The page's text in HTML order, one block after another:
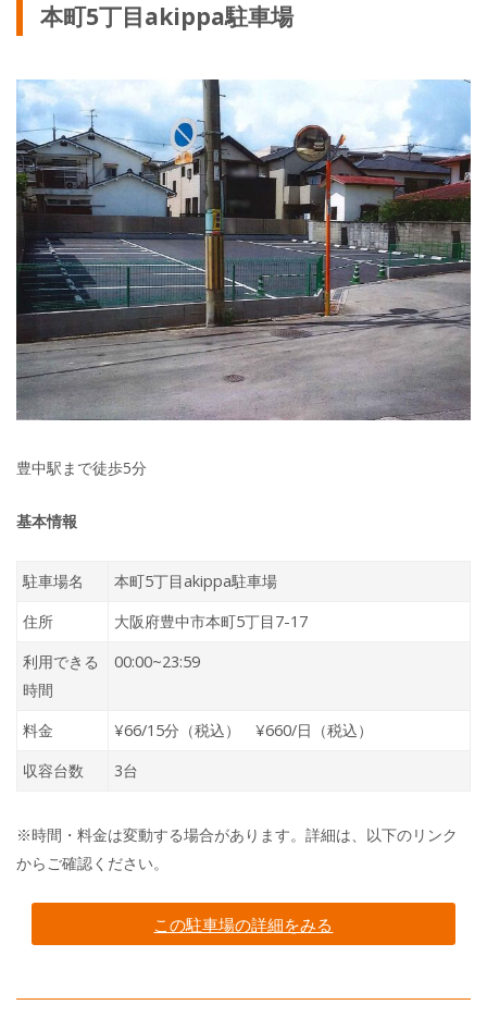
本町5丁目akippa駐車場
豊中駅まで徒歩5分
基本情報
駐車場名
本町5丁目akippa駐車場
住所
大阪府豊中市本町5丁目7-17
利用できる
時間
00:00~23:59
料金
¥66/15分（税込） ¥660/日（税込）
収容台数
3台
※時間・料金は変動する場合があります。詳細は、以下のリンク
からご確認ください。
この駐車場の詳細をみる